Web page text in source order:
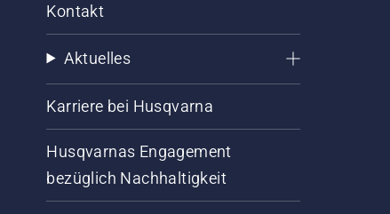
Kontakt
Aktuelles
Karriere bei Husqvarna
Husqvarnas Engagement
bezüglich Nachhaltigkeit